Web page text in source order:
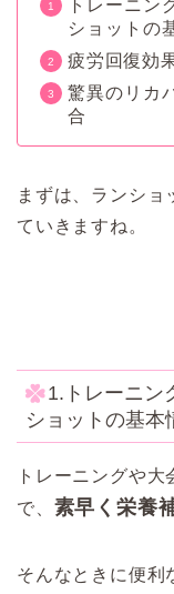
トレーニン
ショットの
疲労回復効
驚異のリカ
合
まずは、ランショ
ていきますね。
1.トレーニン
ショットの基本
トレーニングや
で、 素早く栄養
そんなときに便利